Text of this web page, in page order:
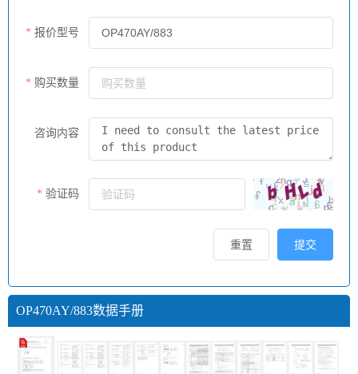
报价型号
购买数量
咨询内容
验证码
提交
重置
OP470AY/883数据手册